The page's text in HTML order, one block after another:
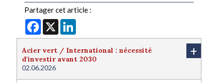
Partager cet article :
Facebook
X
Acier vert / International : nécessité
d'investir avant 2030
02.06.2026
+